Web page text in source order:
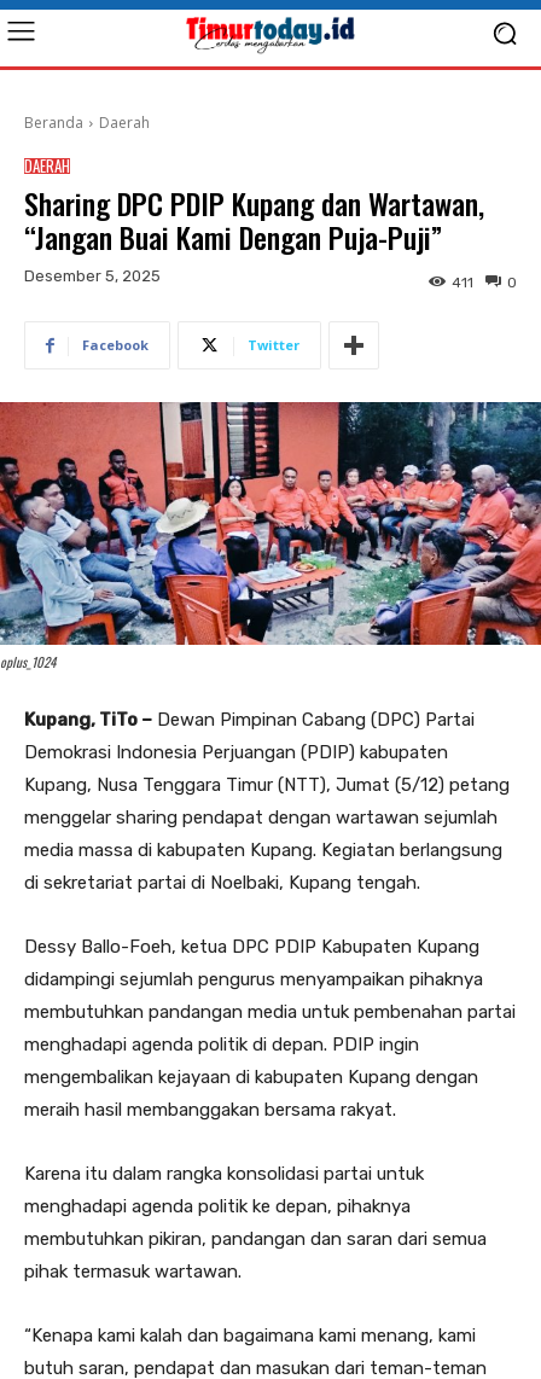
Beranda Daerah
DAERAH
Sharing DPC PDIP Kupang dan Wartawan,
“Jangan Buai Kami Dengan Puja-Puji”
Desember 5, 2025 0
411
Facebook Twitter
oplus_1024
Kupang, TiTo – Dewan Pimpinan Cabang (DPC) Partai
Demokrasi Indonesia Perjuangan (PDIP) kabupaten
Kupang, Nusa Tenggara Timur (NTT), Jumat (5/12) petang
menggelar sharing pendapat dengan wartawan sejumlah
media massa di kabupaten Kupang. Kegiatan berlangsung
di sekretariat partai di Noelbaki, Kupang tengah.
Dessy Ballo-Foeh, ketua DPC PDIP Kabupaten Kupang
didampingi sejumlah pengurus menyampaikan pihaknya
membutuhkan pandangan media untuk pembenahan partai
menghadapi agenda politik di depan. PDIP ingin
mengembalikan kejayaan di kabupaten Kupang dengan
meraih hasil membanggakan bersama rakyat.
Karena itu dalam rangka konsolidasi partai untuk
menghadapi agenda politik ke depan, pihaknya
membutuhkan pikiran, pandangan dan saran dari semua
pihak termasuk wartawan.
“Kenapa kami kalah dan bagaimana kami menang, kami
butuh saran, pendapat dan masukan dari teman-teman